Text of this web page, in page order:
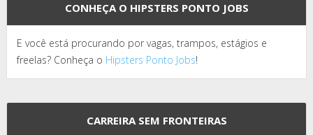
CONHEÇA O HIPSTERS PONTO JOBS
E você está procurando por vagas, trampos, estágios e
freelas? Conheça o Hipsters Ponto Jobs!
CARREIRA SEM FRONTEIRAS